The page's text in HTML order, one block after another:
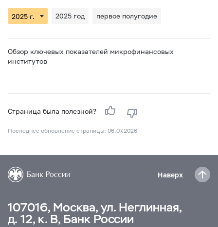
2025 год первое полугодие
Обзор ключевых показателей микрофинансовых
институтов
Страница была полезной?
Последнее обновление страницы: 06.07.2026
Наверх
107016, Москва, ул. Неглинная,
д. 12, к. В, Банк России